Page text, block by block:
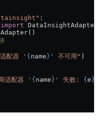
:
import DataInsightAdapter
配器 ' { name } ' 不可用" )
适配器 ' { name } ' 失败: { e }